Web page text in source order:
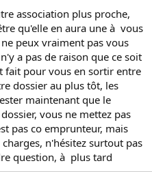
association plus proche,
qu'elle en aura une à vous
peux vraiment pas vous
a pas de raison que ce soit
fait pour vous en sortir entre
dossier au plus tôt, les
maintenant que le
vous ne mettez pas
pas co emprunteur, mais
n'hésitez surtout pas
question, à plus tard